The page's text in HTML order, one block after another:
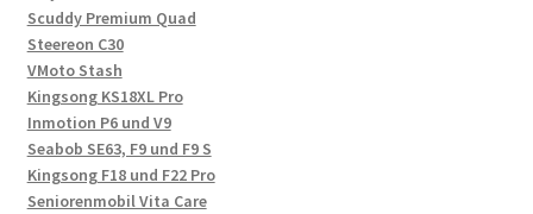
Scuddy Premium Quad
Steereon C30
VMoto Stash
Kingsong KS18XL Pro
Inmotion P6 und V9
Seabob SE63, F9 und F9 S
Kingsong F18 und F22 Pro
Seniorenmobil Vita Care